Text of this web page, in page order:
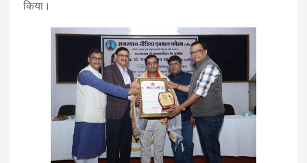
किया।